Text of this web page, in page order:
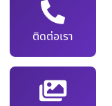
ติดต่อเรา